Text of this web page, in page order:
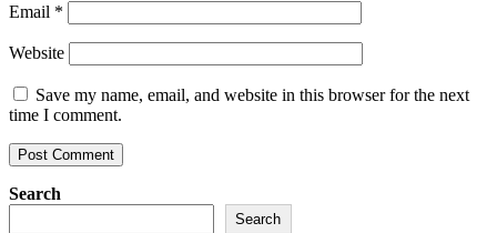
Email *
Website
Save my name, email, and website in this browser for the next
time I comment.
Search
Search